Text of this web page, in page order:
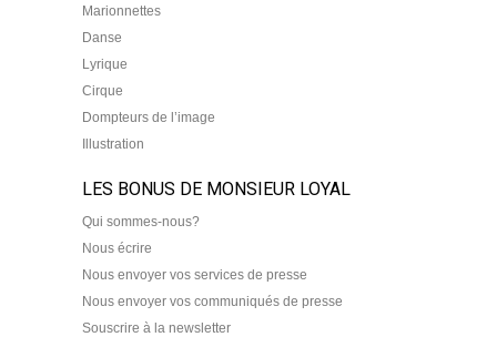
Marionnettes
Danse
Lyrique
Cirque
Dompteurs de l’image
Illustration
LES BONUS DE MONSIEUR LOYAL
Qui sommes-nous?
Nous écrire
Nous envoyer vos services de presse
Nous envoyer vos communiqués de presse
Souscrire à la newsletter